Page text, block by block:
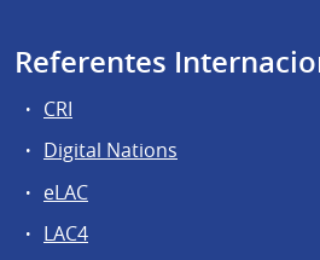
Referentes
CRI
Digital Nations
eLAC
LAC4